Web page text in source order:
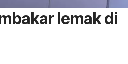
lemak di